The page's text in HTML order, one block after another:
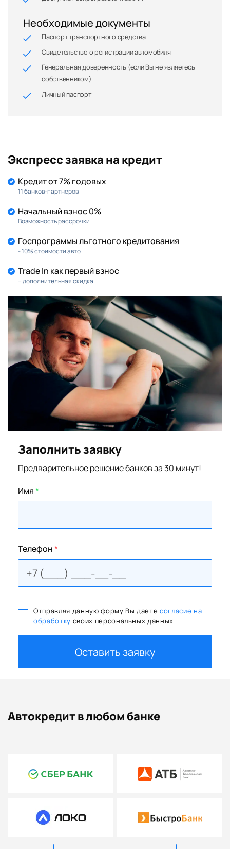
Необходимые документы
Паспорт транспортного средства
Свидетельство о регистрации автомобиля
Генеральная доверенность (если Вы не являетесь
собственником)
Личный паспорт
Экспресс заявка на кредит
Кредит от 7% годовых
11 банков-партнеров
Начальный взнос 0%
Возможность рассрочки
Госпрограммы льготного кредитования
- 10% стоимости авто
Trade In как первый взнос
+ дополнительная скидка
Заполнить заявку
Предварительное решение банков за 30 минут!
Имя*
Телефон*
Отправляя данную форму Вы даете согласие на
обработку своих персональных данных
Оставить заявку
Автокредит в любом банке